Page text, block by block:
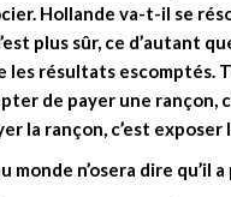
Hollande va-t-il se
plus sûr, ce d’autant
les résultats escomptés.
de payer une rançon,
la rançon, c’est exposer
monde n’osera dire qu’il